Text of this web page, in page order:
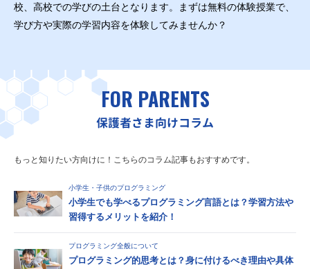
校、高校での学びの土台となります。まずは無料の体験授業で、
学び方や実際の学習内容を体験してみませんか？
FOR PARENTS
保護者さま向けコラム
もっと知りたい方向けに！こちらのコラム記事もおすすめです。
小学生・子供のプログラミング
小学生でも学べるプログラミング言語とは？学習方法や
習得するメリットを紹介！
プログラミング全般について
プログラミング的思考とは？身に付けるべき理由や具体